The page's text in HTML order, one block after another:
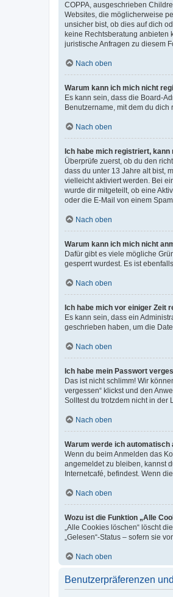
COPPA, ausgeschrieben
Websites, die möglicherweise
unsicher bist, ob dies auf dich
keine Rechtsberatung anbieten
juristische Anfragen zu diesem
Nach oben
Warum kann ich mich nicht
Es kann sein, dass die Board-
Benutzername, mit dem du
Nach oben
Ich habe mich registriert,
Überprüfe zuerst, ob du den
dass du unter 13 Jahre alt bist,
vielleicht aktiviert werden. Bei
wurde dir mitgeteilt, ob eine
oder die E-Mail von einem
Nach oben
Warum kann ich mich nicht
Dafür gibt es viele mögliche
gesperrt wurdest. Es ist
Nach oben
Ich habe mich vor einiger Zeit
Es kann sein, dass ein
geschrieben haben, um die
Nach oben
Ich habe mein Passwort
Das ist nicht schlimm! Wir
vergessen“ klickst und den
Solltest du trotzdem nicht in der
Nach oben
Warum werde ich automatisch
Wenn du beim Anmelden das
angemeldet zu bleiben, kannst
Internetcafé, befindest. Wenn
Nach oben
Wozu ist die Funktion „Alle
„Alle Cookies löschen“ löscht
„Gelesen“-Status – sofern sie
Nach oben
Benutzerpräferenzen